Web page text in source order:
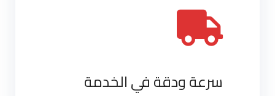
سرعة ودقة في الخدمة